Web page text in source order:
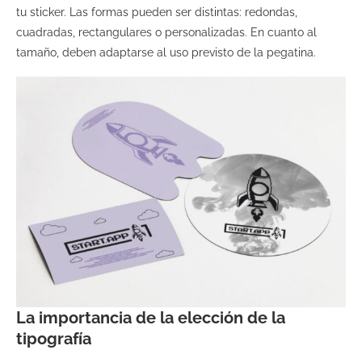
tu sticker. Las formas pueden ser distintas: redondas,
cuadradas, rectangulares o personalizadas. En cuanto al
tamaño, deben adaptarse al uso previsto de la pegatina.
La importancia de la elección de la
tipografía